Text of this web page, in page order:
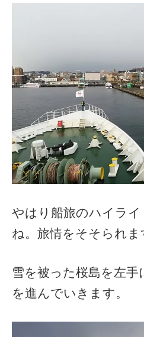
やはり船旅のハイラ
ね。旅情をそそられま
雪を被った桜島を左
を進んでいきます。